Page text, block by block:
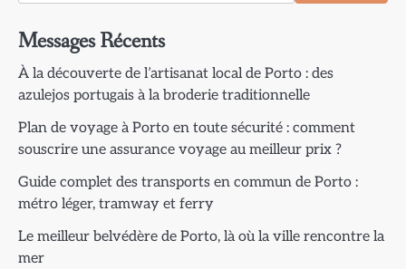
Messages Récents
À la découverte de l’artisanat local de Porto : des
azulejos portugais à la broderie traditionnelle
Plan de voyage à Porto en toute sécurité : comment
souscrire une assurance voyage au meilleur prix ?
Guide complet des transports en commun de Porto :
métro léger, tramway et ferry
Le meilleur belvédère de Porto, là où la ville rencontre la
mer